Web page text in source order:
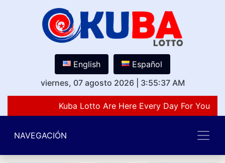
English
Español
viernes, 07 agosto 2026
3:55:37 AM
Kuba Lotto Are Here Every Day For You
NAVEGACIÓN